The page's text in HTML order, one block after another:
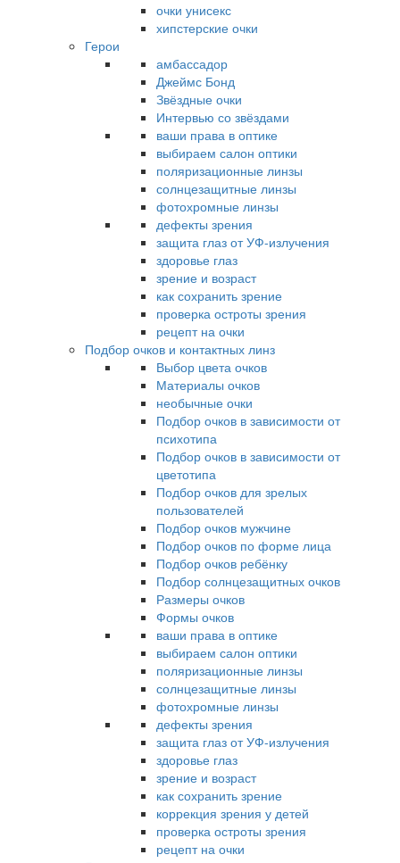
очки унисекс
хипстерские очки
Герои
амбассадор
Джеймс Бонд
Звёздные очки
Интервью со звёздами
ваши права в оптике
выбираем салон оптики
поляризационные линзы
солнцезащитные линзы
фотохромные линзы
дефекты зрения
защита глаз от УФ-излучения
здоровье глаз
зрение и возраст
как сохранить зрение
проверка остроты зрения
рецепт на очки
Подбор очков и контактных линз
Выбор цвета очков
Материалы очков
необычные очки
Подбор очков в зависимости от
психотипа
Подбор очков в зависимости от
цветотипа
Подбор очков для зрелых
пользователей
Подбор очков мужчине
Подбор очков по форме лица
Подбор очков ребёнку
Подбор солнцезащитных очков
Размеры очков
Формы очков
ваши права в оптике
выбираем салон оптики
поляризационные линзы
солнцезащитные линзы
фотохромные линзы
дефекты зрения
защита глаз от УФ-излучения
здоровье глаз
зрение и возраст
как сохранить зрение
коррекция зрения у детей
проверка остроты зрения
рецепт на очки